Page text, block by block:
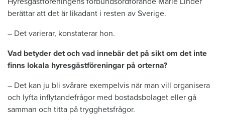
berättar att det är likadant i resten av Sverige.
– Det varierar, konstaterar hon.
Vad betyder det och vad innebär det på sikt om det inte
finns lokala hyresgästföreningar på orterna?
– Det kan ju bli svårare exempelvis när man vill organisera
och lyfta inflytandefrågor med bostadsbolaget eller gå
samman och titta på trygghetsfrågor.